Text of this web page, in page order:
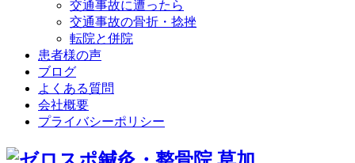
交通事故に遭ったら
交通事故の骨折・捻挫
転院と併院
患者様の声
ブログ
よくある質問
会社概要
プライバシーポリシー